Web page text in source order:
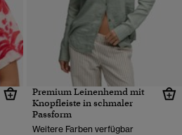
Premium Leinenhemd mit
Knopfleiste in schmaler
Passform
Weitere Farben verfügbar